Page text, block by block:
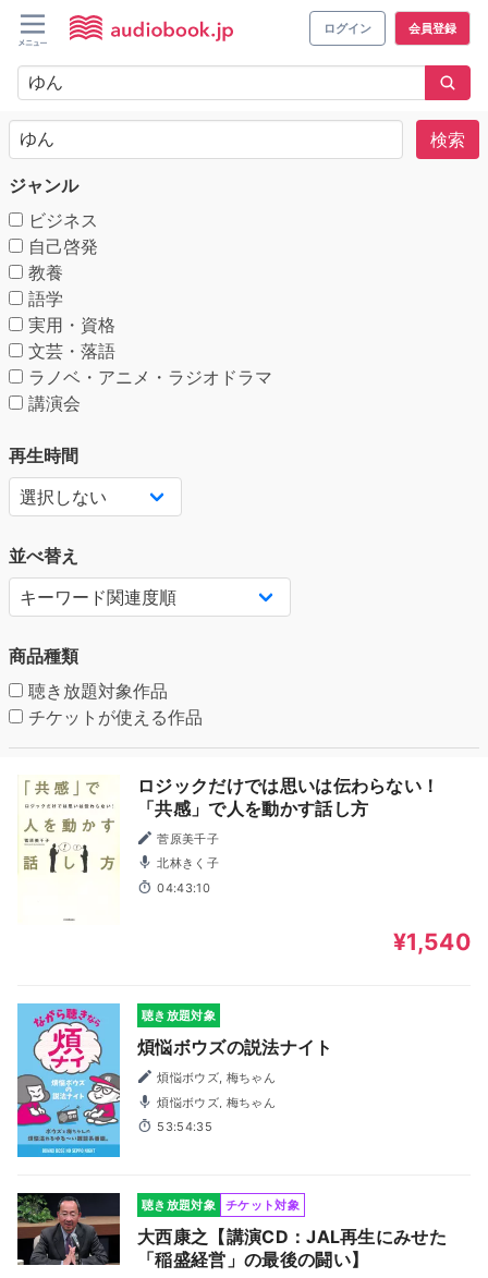
ログイン 会員登録
検索
ジャンル
ビジネス
自己啓発
教養
語学
実用・資格
文芸・落語
ラノベ・アニメ・ラジオドラマ
講演会
再生時間
並べ替え
商品種類
聴き放題対象作品
チケットが使える作品
ロジックだけでは思いは伝わらない！
「共感」で人を動かす話し方
菅原美千子
北林きく子
04:43:10
¥1,540
聴き放題対象
煩悩ボウズの説法ナイト
煩悩ボウズ, 梅ちゃん
煩悩ボウズ, 梅ちゃん
53:54:35
聴き放題対象 チケット対象
大西康之【講演CD：JAL再生にみせた
「稲盛経営」の最後の闘い】